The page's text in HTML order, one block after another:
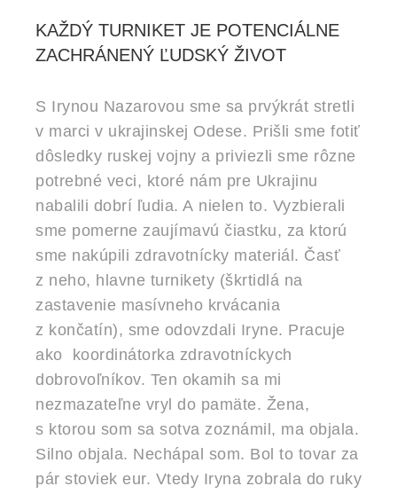
KAŽDÝ TURNIKET JE POTENCIÁLNE
ZACHRÁNENÝ ĽUDSKÝ ŽIVOT
S Irynou Nazarovou sme sa prvýkrát stretli
v marci v ukrajinskej Odese. Prišli sme fotiť
dôsledky ruskej vojny a priviezli sme rôzne
potrebné veci, ktoré nám pre Ukrajinu
nabalili dobrí ľudia. A nielen to. Vyzbierali
sme pomerne zaujímavú čiastku, za ktorú
sme nakúpili zdravotnícky materiál. Časť
z neho, hlavne turnikety (škrtidlá na
zastavenie masívneho krvácania
z končatín), sme odovzdali Iryne. Pracuje
ako koordinátorka zdravotníckych
dobrovoľníkov. Ten okamih sa mi
nezmazateľne vryl do pamäte. Žena,
s ktorou som sa sotva zoznámil, ma objala.
Silno objala. Nechápal som. Bol to tovar za
pár stoviek eur. Vtedy Iryna zobrala do ruky